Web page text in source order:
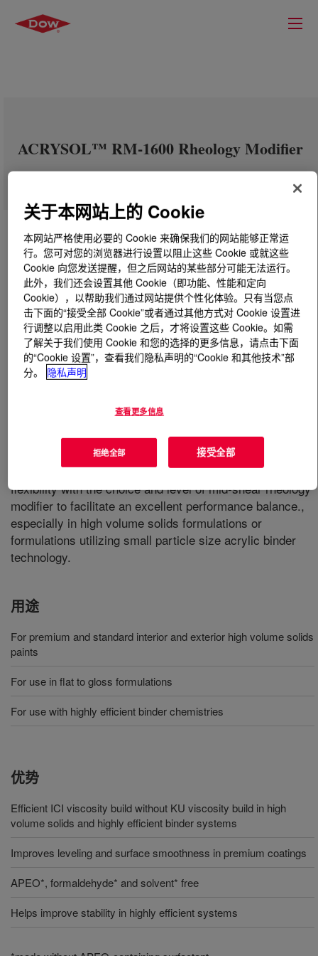
ACRYSOL™ RM-1600 Rheology Modifier
什么是ACRYSOL™ RM-1600 Rheology Modifier?
An APEO-free*, solvent-free*, hydrophobically modified
ethylene oxide urethane (HEUR) rheology modifier. This
product is a high-shear (ICI) building associative
thickener that offers formulators efficient ICI contribution
with minimal medium-shear (KU) response. This product
demonstrates a Newtonian rheology profile that offers
flexibility with the choice and level of mid-shear rheology
modifier to facilitate an excellent performance balance.,
especially in high volume solids formulations or
formulations utilizing small particle size acrylic binder
technology.
用途
For premium and standard interior and exterior high volume solids
paints
For use in flat to gloss formulations
For use with highly efficient binder chemistries
优势
Efficient ICI viscosity build without KU viscosity build in high
volume solids and highly efficient binder systems
Improves leveling and surface smoothness in premium coatings
APEO*, formaldehyde* and solvent* free
Helps improve stability in highly efficient systems
关于本网站上的 Cookie
本网站严格使用必要的 Cookie 来确保我们的网站能够正常运
行。您可对您的浏览器进行设置以阻止这些 Cookie 或就这些
Cookie 向您发送提醒，但之后网站的某些部分可能无法运行。
此外，我们还会设置其他 Cookie（即功能、性能和定向
Cookie），以帮助我们通过网站提供个性化体验。只有当您点
击下面的“接受全部 Cookie”或者通过其他方式对 Cookie 设置进
行调整以启用此类 Cookie 之后，才将设置这些 Cookie。如需
了解关于我们使用 Cookie 和您的选择的更多信息，请点击下面
的“Cookie 设置”，查看我们隐私声明的“Cookie 和其他技术”部
分。
隐私声明
查看更多信息
拒绝全部 接受全部